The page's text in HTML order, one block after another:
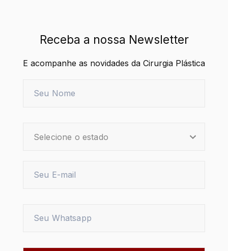
Receba a nossa Newsletter
E acompanhe as novidades da Cirurgia Plástica